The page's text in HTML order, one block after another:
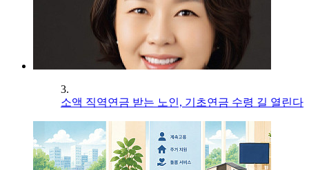
3.
소액 직역연금 받는 노인, 기초연금 수령 길 열린다